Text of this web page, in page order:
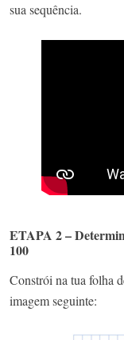
sua sequência.
ETAPA 2 –
100
Constrói na tua folha
imagem seguinte: